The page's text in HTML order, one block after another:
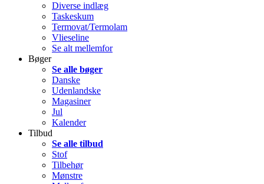
Diverse indlæg
Taskeskum
Termovat/Termolam
Vlieseline
Se alt mellemfor
Bøger
Se alle bøger
Danske
Udenlandske
Magasiner
Jul
Kalender
Tilbud
Se alle tilbud
Stof
Tilbehør
Mønstre